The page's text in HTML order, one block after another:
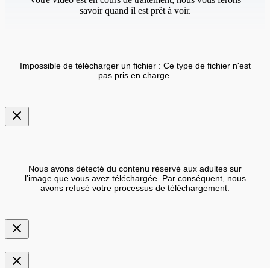
savoir quand il est prêt à voir.
Impossible de télécharger un fichier : Ce type de fichier n'est
pas pris en charge.
Nous avons détecté du contenu réservé aux adultes sur
l'image que vous avez téléchargée. Par conséquent, nous
avons refusé votre processus de téléchargement.